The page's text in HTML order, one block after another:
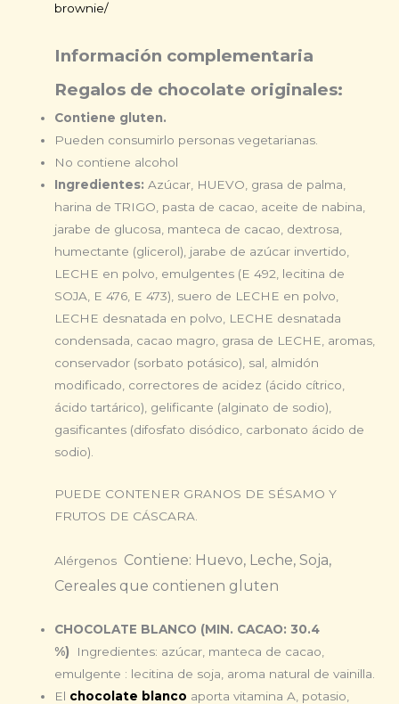
brownie/
Información complementaria
Regalos de chocolate originales:
Contiene gluten.
Pueden consumirlo personas vegetarianas.
No contiene alcohol
Ingredientes: Azúcar, HUEVO, grasa de palma,
harina de TRIGO, pasta de cacao, aceite de nabina,
jarabe de glucosa, manteca de cacao, dextrosa,
humectante (glicerol), jarabe de azúcar invertido,
LECHE en polvo, emulgentes (E 492, lecitina de
SOJA, E 476, E 473), suero de LECHE en polvo,
LECHE desnatada en polvo, LECHE desnatada
condensada, cacao magro, grasa de LECHE, aromas,
conservador (sorbato potásico), sal, almidón
modificado, correctores de acidez (ácido cítrico,
ácido tartárico), gelificante (alginato de sodio),
gasificantes (difosfato disódico, carbonato ácido de
sodio).
PUEDE CONTENER GRANOS DE SÉSAMO Y
FRUTOS DE CÁSCARA.
Alérgenos Contiene: Huevo, Leche, Soja,
Cereales que contienen gluten
CHOCOLATE BLANCO (MIN. CACAO: 30.4
%)
Ingredientes: azúcar, manteca de cacao,
emulgente : lecitina de soja, aroma natural de vainilla.
El chocolate blanco aporta vitamina A, potasio,